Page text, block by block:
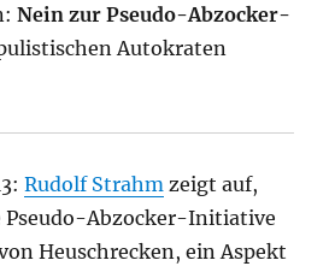
Nein zur Pseudo-Abzocker-
Autokraten
Rudolf Strahm zeigt auf,
Pseudo-Abzocker-Initiative
Heuschrecken, ein Aspekt